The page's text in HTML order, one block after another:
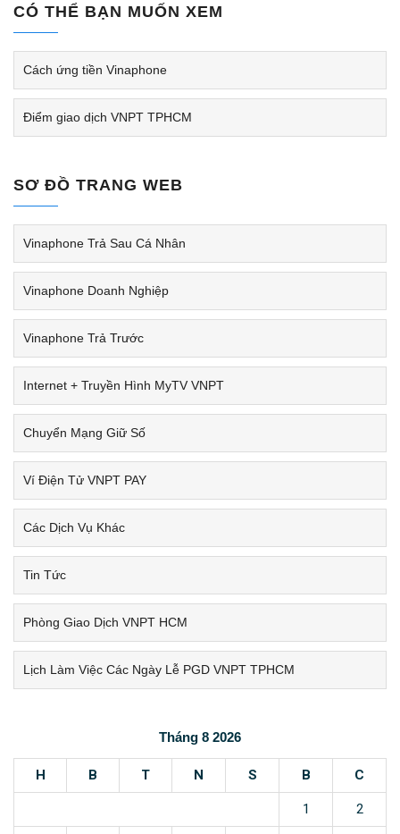
CÓ THỂ BẠN MUỐN XEM
Cách ứng tiền Vinaphone
Điểm giao dịch VNPT TPHCM
SƠ ĐỒ TRANG WEB
Vinaphone Trả Sau Cá Nhân
Vinaphone Doanh Nghiệp
Vinaphone Trả Trước
Internet + Truyền Hình MyTV VNPT
Chuyển Mạng Giữ Số
Ví Điện Tử VNPT PAY
Các Dịch Vụ Khác
Tin Tức
Phòng Giao Dịch VNPT HCM
Lịch Làm Việc Các Ngày Lễ PGD VNPT TPHCM
Tháng 8 2026
H B T N S B C
1 2